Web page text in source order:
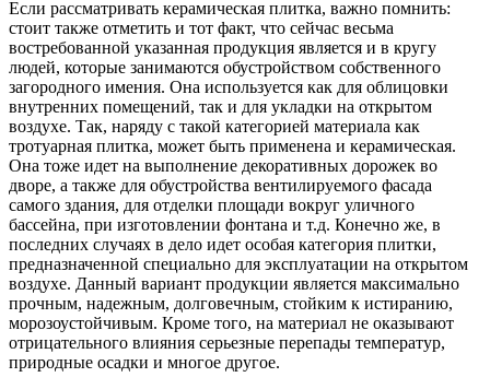
Если рассматривать керамическая плитка, важно помнить:
стоит также отметить и тот факт, что сейчас весьма
востребованной указанная продукция является и в кругу
людей, которые занимаются обустройством собственного
загородного имения. Она используется как для облицовки
внутренних помещений, так и для укладки на открытом
воздухе. Так, наряду с такой категорией материала как
тротуарная плитка, может быть применена и керамическая.
Она тоже идет на выполнение декоративных дорожек во
дворе, а также для обустройства вентилируемого фасада
самого здания, для отделки площади вокруг уличного
бассейна, при изготовлении фонтана и т.д. Конечно же, в
последних случаях в дело идет особая категория плитки,
предназначенной специально для эксплуатации на открытом
воздухе. Данный вариант продукции является максимально
прочным, надежным, долговечным, стойким к истиранию,
морозоустойчивым. Кроме того, на материал не оказывают
отрицательного влияния серьезные перепады температур,
природные осадки и многое другое.